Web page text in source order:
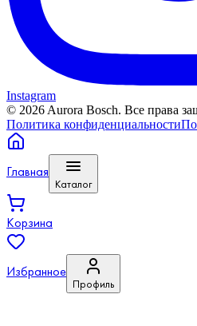
Instagram
© 2026 Aurora Bosch. Все права
Политика конфиденциальности
Главная
Каталог
Корзина
Избранное
Профиль